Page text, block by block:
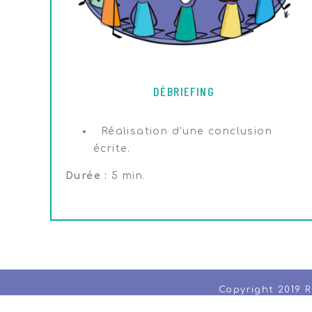
DÉBRIEFING
Réalisation d’une conclusion
écrite.
Durée : 5 min.
Copyright 2019